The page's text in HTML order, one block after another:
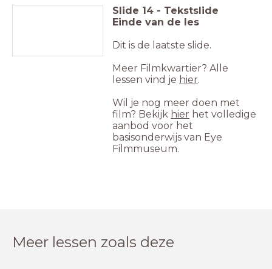
Slide 14 - Tekstslide
Einde van de les
Dit is de laatste slide.
Meer Filmkwartier? Alle
lessen vind je hier.
Wil je nog meer doen met
film? Bekijk hier het volledige
aanbod voor het
basisonderwijs van Eye
Filmmuseum.
Meer lessen zoals deze